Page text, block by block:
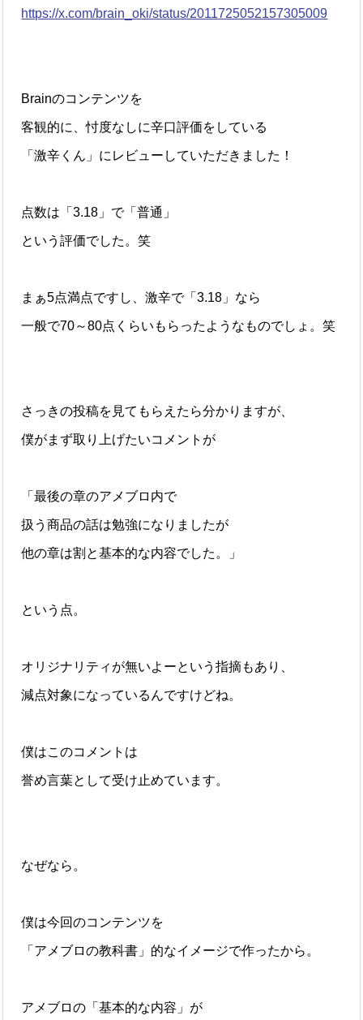
https://x.com/brain_oki/status/2011725052157305009
Brainのコンテンツを
客観的に、忖度なしに辛口評価をしている
「激辛くん」にレビューしていただきました！
点数は「3.18」で「普通」
という評価でした。笑
まぁ5点満点ですし、激辛で「3.18」なら
一般で70～80点くらいもらったようなものでしょ。笑
さっきの投稿を見てもらえたら分かりますが、
僕がまず取り上げたいコメントが
「最後の章のアメブロ内で
扱う商品の話は勉強になりましたが
他の章は割と基本的な内容でした。」
という点。
オリジナリティが無いよーという指摘もあり、
減点対象になっているんですけどね。
僕はこのコメントは
誉め言葉として受け止めています。
なぜなら。
僕は今回のコンテンツを
「アメブロの教科書」的なイメージで作ったから。
アメブロの「基本的な内容」が